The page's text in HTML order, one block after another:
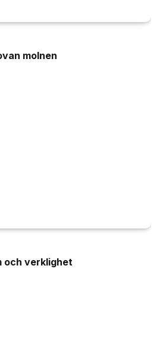
molnen
och verklighet